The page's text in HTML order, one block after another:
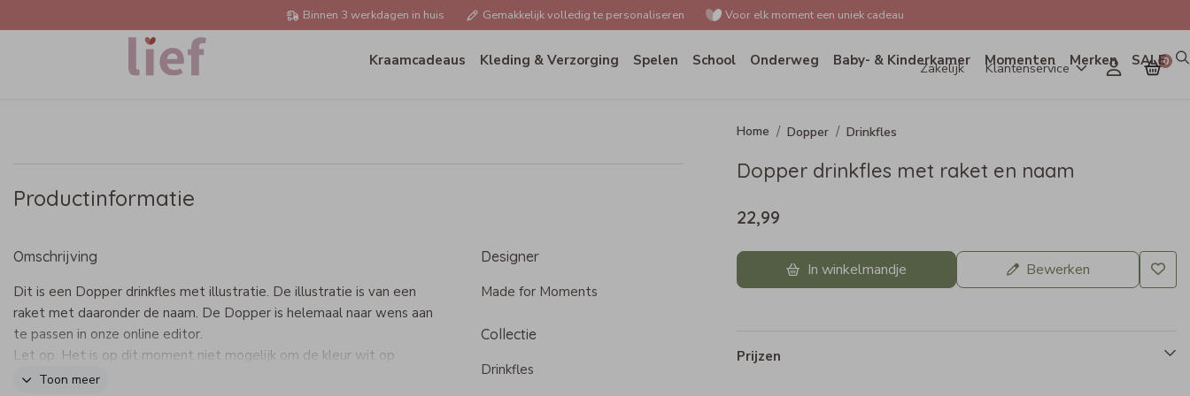
Binnen 3 werkdagen in huis Gemakkelijk volledig te personaliseren Voor elk moment een uniek cadeau
Zakelijk Klantenservice 0
Kraamcadeaus Kleding & Verzorging Spelen School Onderweg Baby- & Kinderkamer Momenten Merken SALE
Productinformatie
Omschrijving
Dit is een Dopper drinkfles met illustratie. De illustratie is van een
raket met daaronder de naam. De Dopper is helemaal naar wens aan
te passen in onze online editor.
Let op. Het is op dit moment niet mogelijk om de kleur wit op
Dopper flessen te drukken. Deze kleur is niet zichtbaar op de fles.
Toon meer
Designer
Made for Moments
Collectie
Drinkfles
Dopper Drinkfles
Dopper drinkfles met raket en naam
22,99
In winkelmandje Bewerken
Prijzen